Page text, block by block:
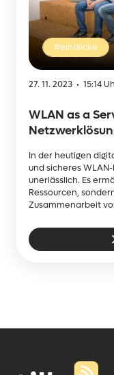
#einblicke
27. 11. 2023 • 15:14
WLAN as a
In der heutigen
und sicheres
unerlässlich. Es
Ressourcen,
Zusammenarbeit